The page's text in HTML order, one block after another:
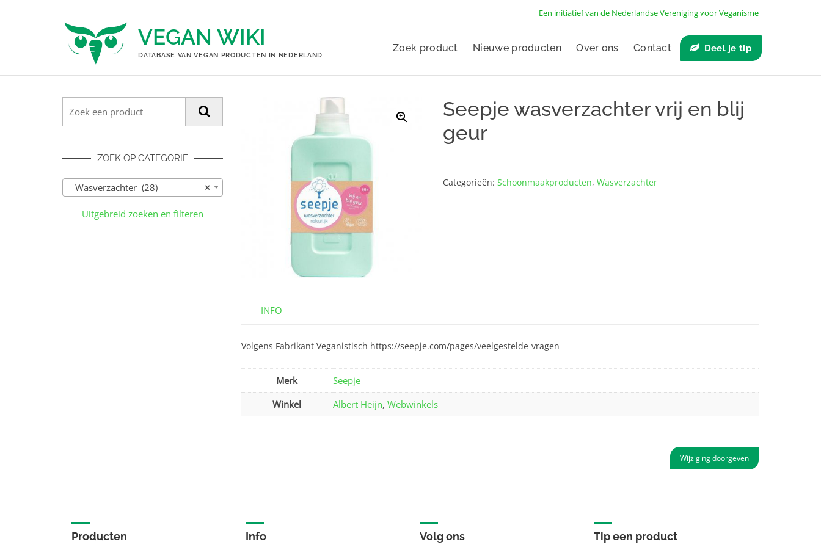
Een initiatief van de Nederlandse Vereniging voor Veganisme
VEGAN WIKI
DATABASE VAN VEGAN PRODUCTEN IN NEDERLAND
Zoek product Nieuwe producten Over ons Contact Deel je tip
Seepje wasverzachter vrij en blij
geur
Categorieën:Schoonmaak­producten,Wasverzachter
INFO
Volgens Fabrikant Veganistisch https://seepje.com/pages/veelgestelde-vragen
Merk
Seepje
Winkel
Albert Heijn, Webwinkels
Wijziging doorgeven
ZOEK OP CATEGORIE
×
Wasverzachter (28)
Uitgebreid zoeken en filteren
Producten Info Volg ons Tip een product